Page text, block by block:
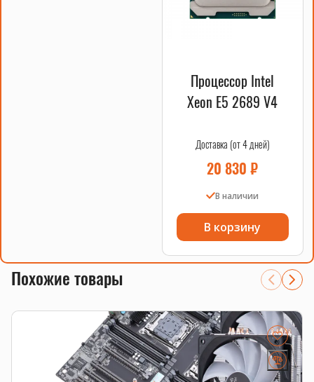
64GB (16GB x 4)
Для обеспечения надежного охлаждения системы в
комплект входят два кулера A700 Huananzhi. Они
оптимальную температуру работы даже при высоких
Основные характеристики кулеров A700 Huananzhi:
ХАРАКТЕРИСТИКА
Воздушное охлаждение
Совместимость Сокет 2011-3
Процессор Intel
Xeon E5 2689 V4
Доставка (от 4 дней)
20 830₽
В наличии
В корзину
Похожие товары